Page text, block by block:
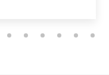
10 11 12 13 14 15